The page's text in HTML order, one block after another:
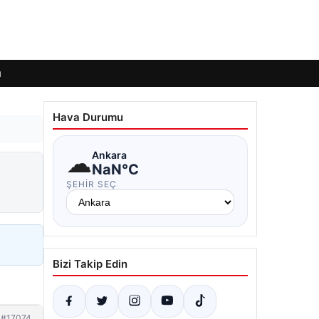
Hava Durumu
☁Ankara
NaN°C
ŞEHIR SEÇ
Bizi Takip Edin